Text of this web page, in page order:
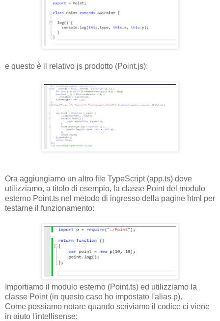
e questo è il relativo js prodotto (Point.js):
Ora aggiungiamo un altro file TypeScript (app.ts) dove
utilizziamo, a titolo di esempio, la classe Point del modulo
esterno Point.ts nel metodo di ingresso della pagine html per
testarne il funzionamento:
Importiamo il modulo esterno (Point.ts) ed utilizziamo la
classe Point (in questo caso ho impostato l'alias p).
Come possiamo notare quando scriviamo il codice ci viene
in aiuto l'intellisense: